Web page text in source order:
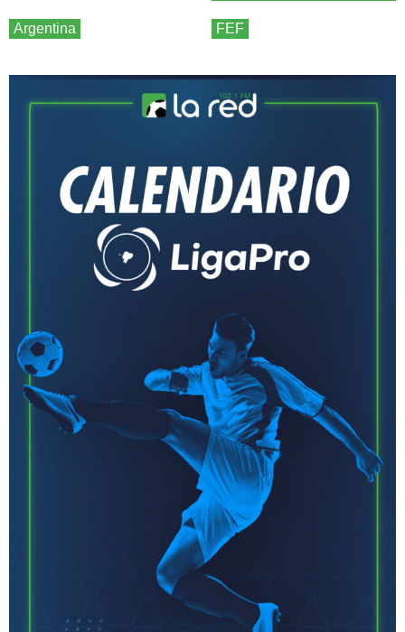
Argentina FEF